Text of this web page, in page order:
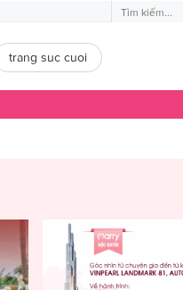
trang suc cuoi